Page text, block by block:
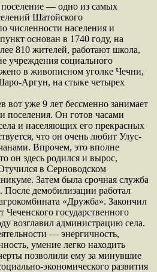
поселение — одно из самых
Шатойского
численности населения и
основан в 1740 году, на
810 жителей, работают школа,
учреждения социального
в живописном уголке Чечни,
Аргун, на стыке четырех
вот уже 9 лет бессменно занимает
поселения. Он готов часами
и населяющих его прекрасных
что он очень любит Улус-
Впрочем, это вполне
он здесь родился и вырос,
в Серноводском
Затем была срочная служба
демобилизации работал
«Дружба». Закончил
Чеченского государственного
возглавил администрацию села.
— энергичность,
умение легко находить
позволили ему за минувшие
экономического развития